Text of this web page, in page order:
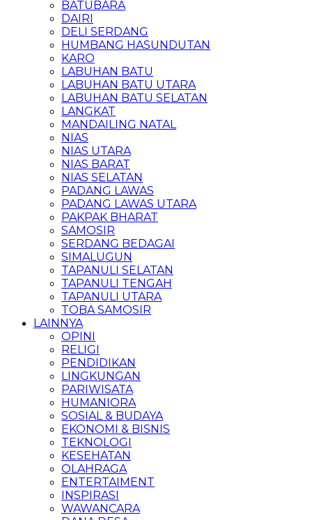
BATUBARA
DAIRI
DELI SERDANG
HUMBANG HASUNDUTAN
KARO
LABUHAN BATU
LABUHAN BATU UTARA
LABUHAN BATU SELATAN
LANGKAT
MANDAILING NATAL
NIAS
NIAS UTARA
NIAS BARAT
NIAS SELATAN
PADANG LAWAS
PADANG LAWAS UTARA
PAKPAK BHARAT
SAMOSIR
SERDANG BEDAGAI
SIMALUGUN
TAPANULI SELATAN
TAPANULI TENGAH
TAPANULI UTARA
TOBA SAMOSIR
LAINNYA
OPINI
RELIGI
PENDIDIKAN
LINGKUNGAN
PARIWISATA
HUMANIORA
SOSIAL & BUDAYA
EKONOMI & BISNIS
TEKNOLOGI
KESEHATAN
OLAHRAGA
ENTERTAIMENT
INSPIRASI
WAWANCARA